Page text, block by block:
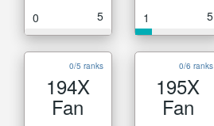
0 5 1 5
0/5 ranks
194X
Fan
0/6 ranks
195X
Fan